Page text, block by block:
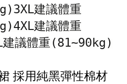
建議體重
建議體重
議體重(81~90kg)
採用純黑彈性棉材